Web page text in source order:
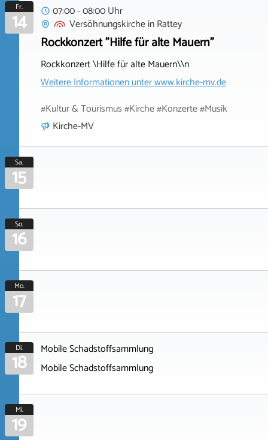
Fr.
14
07:00 - 08:00 Uhr
VersöhnungskircheinRattey
Rockkonzert "Hilfe für alte Mauern"
Rockkonzert \Hilfe für alte Mauern\\n
Weitere Informationen unterwww.kirche-mv.de
#Kultur & Tourismus #Kirche #Konzerte #Musik
Kirche-MV
Sa.
15
So.
16
Mo.
17
Di.
18
Mobile Schadstoffsammlung
Mobile Schadstoffsammlung
Mi.
19